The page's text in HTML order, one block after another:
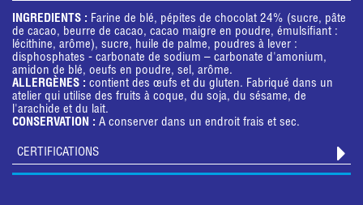
INGREDIENTS : Farine de blé, pépites de chocolat 24% (sucre, pâte
de cacao, beurre de cacao, cacao maigre en poudre, émulsifiant :
lécithine, arôme), sucre, huile de palme, poudres à lever :
disphosphates - carbonate de sodium – carbonate d'amonium,
amidon de blé, oeufs en poudre, sel, arôme.
ALLERGÈNES : contient des œufs et du gluten. Fabriqué dans un
atelier qui utilise des fruits à coque, du soja, du sésame, de
l'arachide et du lait.
CONSERVATION : A conserver dans un endroit frais et sec.
CERTIFICATIONS